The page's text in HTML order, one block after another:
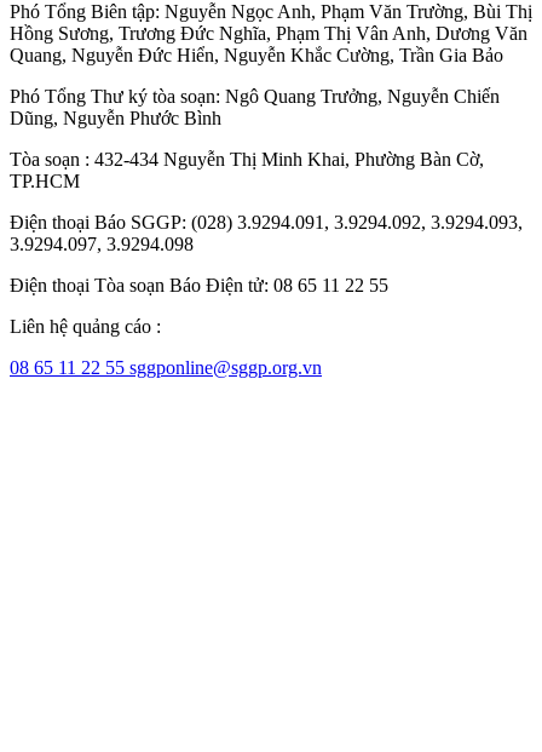
Phó Tổng Biên tập: Nguyễn Ngọc Anh, Phạm Văn Trường, Bùi Thị
Hồng Sương, Trương Đức Nghĩa, Phạm Thị Vân Anh, Dương Văn
Quang, Nguyễn Đức Hiển, Nguyễn Khắc Cường, Trần Gia Bảo
Phó Tổng Thư ký tòa soạn: Ngô Quang Trưởng, Nguyễn Chiến
Dũng, Nguyễn Phước Bình
Tòa soạn : 432-434 Nguyễn Thị Minh Khai, Phường Bàn Cờ,
TP.HCM
Điện thoại Báo SGGP: (028) 3.9294.091, 3.9294.092, 3.9294.093,
3.9294.097, 3.9294.098
Điện thoại Tòa soạn Báo Điện tử: 08 65 11 22 55
Liên hệ quảng cáo :
08 65 11 22 55 sggponline@sggp.org.vn